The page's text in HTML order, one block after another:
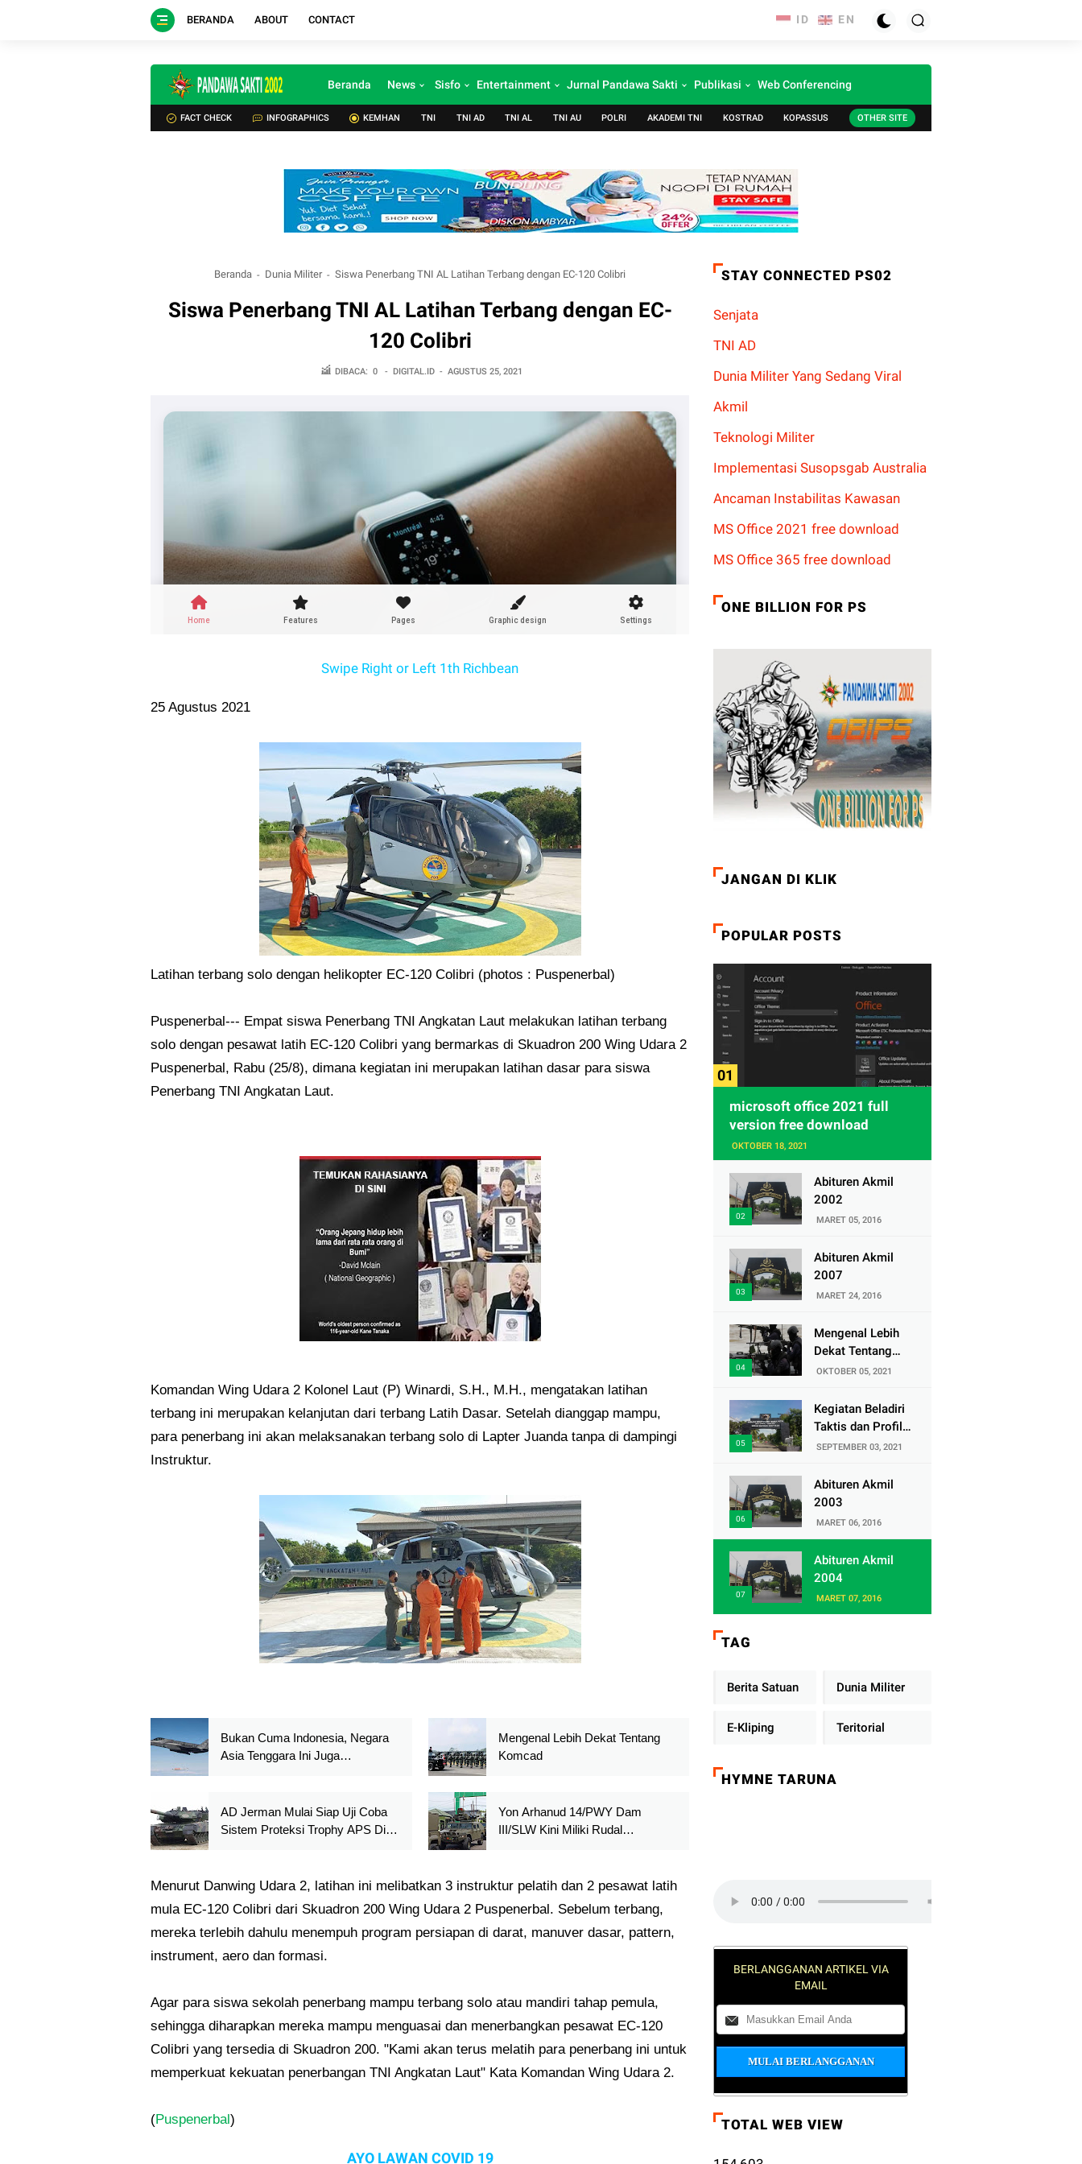
BERANDA ABOUT CONTACT
Beranda News Sisfo Entertainment Jurnal Pandawa Sakti Publikasi Web Conferencing
FACT CHECK INFOGRAPHICS KEMHAN TNI TNI AD TNI AL TNI AU POLRI AKADEMI TNI KOSTRAD KOPASSUS OTHER SITE
Beranda Dunia Militer Siswa Penerbang TNI AL Latihan Terbang dengan EC-120 Colibri
Siswa Penerbang TNI AL Latihan Terbang dengan EC-
120 Colibri
DIBACA: 0 - DIGITAL.ID - AGUSTUS 25, 2021
Swipe Right or Left 1th Richbean
25 Agustus 2021
Latihan terbang solo dengan helikopter EC-120 Colibri (photos : Puspenerbal)
Puspenerbal--- Empat siswa Penerbang TNI Angkatan Laut melakukan latihan terbang
solo dengan pesawat latih EC-120 Colibri yang bermarkas di Skuadron 200 Wing Udara 2
Puspenerbal, Rabu (25/8), dimana kegiatan ini merupakan latihan dasar para siswa
Penerbang TNI Angkatan Laut.
Komandan Wing Udara 2 Kolonel Laut (P) Winardi, S.H., M.H., mengatakan latihan
terbang ini merupakan kelanjutan dari terbang Latih Dasar. Setelah dianggap mampu,
para penerbang ini akan melaksanakan terbang solo di Lapter Juanda tanpa di dampingi
Instruktur.
Bukan Cuma Indonesia, Negara
Asia Tenggara Ini Juga
Mengenal Lebih Dekat Tentang
Komcad
AD Jerman Mulai Siap Uji Coba
Sistem Proteksi Trophy APS Di
Yon Arhanud 14/PWY Dam
III/SLW Kini Miliki Rudal
Menurut Danwing Udara 2, latihan ini melibatkan 3 instruktur pelatih dan 2 pesawat latih
mula EC-120 Colibri dari Skuadron 200 Wing Udara 2 Puspenerbal. Sebelum terbang,
mereka terlebih dahulu menempuh program persiapan di darat, manuver dasar, pattern,
instrument, aero dan formasi.
Agar para siswa sekolah penerbang mampu terbang solo atau mandiri tahap pemula,
sehingga diharapkan mereka mampu menguasai dan menerbangkan pesawat EC-120
Colibri yang tersedia di Skuadron 200. "Kami akan terus melatih para penerbang ini untuk
memperkuat kekuatan penerbangan TNI Angkatan Laut" Kata Komandan Wing Udara 2.
(Puspenerbal)
AYO LAWAN COVID 19
STAY CONNECTED PS02
Senjata
TNI AD
Dunia Militer Yang Sedang Viral
Akmil
Teknologi Militer
Implementasi Susopsgab Australia
Ancaman Instabilitas Kawasan
MS Office 2021 free download
MS Office 365 free download
ONE BILLION FOR PS
JANGAN DI KLIK
POPULAR POSTS
microsoft office 2021 full
version free download
OKTOBER 18, 2021
Abituren Akmil
2002
MARET 05, 2016
Abituren Akmil
2007
MARET 24, 2016
Mengenal Lebih
Dekat Tentang
Pasukan Elite
OKTOBER 05, 2021
Kegiatan Beladiri
Taktis dan Profil
Satuan Yonif
SEPTEMBER 03, 2021
Abituren Akmil
2003
MARET 06, 2016
Abituren Akmil
2004
MARET 07, 2016
TAG
Berita Satuan Dunia Militer
E-Kliping Teritorial
HYMNE TARUNA
BERLANGGANAN ARTIKEL VIA
EMAIL
TOTAL WEB VIEW